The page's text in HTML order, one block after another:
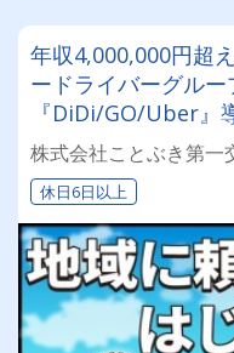
年収4,000,000円超
ードライバーグルー
『DiDi/GO/Uber』
やすい職場認証制
でも安心してお仕事
株式会社ことぶき第一
休日6日以上